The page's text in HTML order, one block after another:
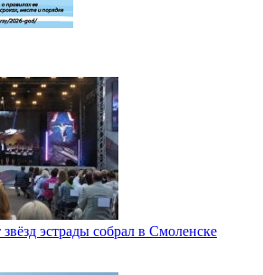
эстрады собрал в Смоленске